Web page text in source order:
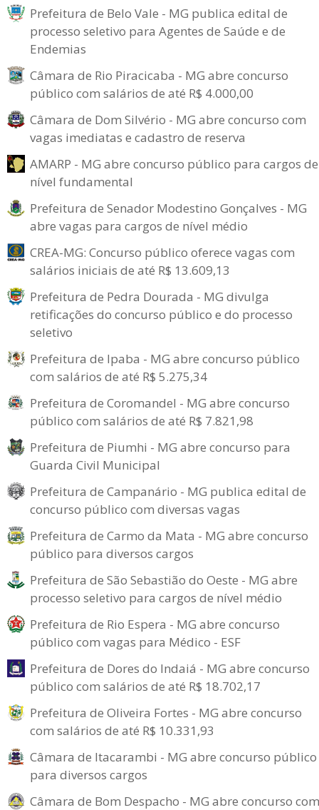
Prefeitura de Belo Vale - MG publica edital de
processo seletivo para Agentes de Saúde e de
Endemias
Câmara de Rio Piracicaba - MG abre concurso
público com salários de até R$ 4.000,00
Câmara de Dom Silvério - MG abre concurso com
vagas imediatas e cadastro de reserva
AMARP - MG abre concurso público para cargos de
nível fundamental
Prefeitura de Senador Modestino Gonçalves - MG
abre vagas para cargos de nível médio
CREA-MG: Concurso público oferece vagas com
salários iniciais de até R$ 13.609,13
Prefeitura de Pedra Dourada - MG divulga
retificações do concurso público e do processo
seletivo
Prefeitura de Ipaba - MG abre concurso público
com salários de até R$ 5.275,34
Prefeitura de Coromandel - MG abre concurso
público com salários de até R$ 7.821,98
Prefeitura de Piumhi - MG abre concurso para
Guarda Civil Municipal
Prefeitura de Campanário - MG publica edital de
concurso público com diversas vagas
Prefeitura de Carmo da Mata - MG abre concurso
público para diversos cargos
Prefeitura de São Sebastião do Oeste - MG abre
processo seletivo para cargos de nível médio
Prefeitura de Rio Espera - MG abre concurso
público com vagas para Médico - ESF
Prefeitura de Dores do Indaiá - MG abre concurso
público com salários de até R$ 18.702,17
Prefeitura de Oliveira Fortes - MG abre concurso
com salários de até R$ 10.331,93
Câmara de Itacarambi - MG abre concurso público
para diversos cargos
Câmara de Bom Despacho - MG abre concurso com